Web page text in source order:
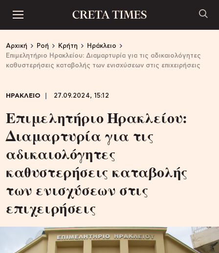
Αρχική Ροή Κρήτη
Ηράκλειο
Επιμελητήριο Ηρακλείου: Διαμαρτυρία για τις αδικαιολόγητες
καθυστερήσεις καταβολής των ενισχύσεων στις επιχειρήσεις
ΗΡΑΚΛΕΙΟ 27.09.2024, 15:12
Επιμελητήριο Ηρακλείου:
Διαμαρτυρία για τις
αδικαιολόγητες
καθυστερήσεις καταβολής
των ενισχύσεων στις
επιχειρήσεις